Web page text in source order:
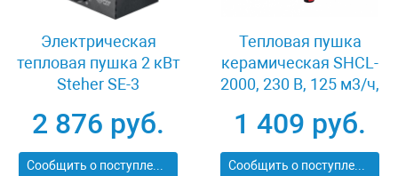
Электрическая
тепловая пушка 2 кВт
Steher SE-3
2 876 руб.
Сообщить о поступлении
Тепловая пушка
керамическая SHCL-
2000, 230 В, 125 м3/ч,
1 409 руб.
Сообщить о поступлении